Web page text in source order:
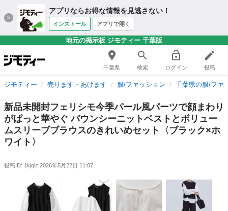
アプリならお得な情報を見逃さない！
インストール アプリで開く
地元の掲示板 ジモティー 千葉版
千葉県 検索 ログイン 投稿
ジモティー 売ります・あげます 服/ファッション 千葉県の服/ファ
新品未開封フェリシモ今季パール風パーツで顔まわり
がぱっと華やぐ バウンシーニットベストとボリュー
ムスリーブブラウスのきれいめセット〈ブラック×ホ
ワイト〉
投稿ID: 1kjqiz 2026年5月22日 11:07